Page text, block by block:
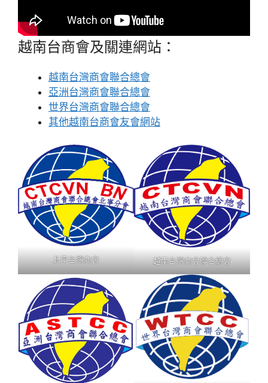
越南台商會及關連網站：
越南台灣商會聯合總會
亞洲台灣商會聯合總會
世界台灣商會聯合總會
其他越南台商會友會網站
北寧台灣商會 越南台灣商會聯合總會